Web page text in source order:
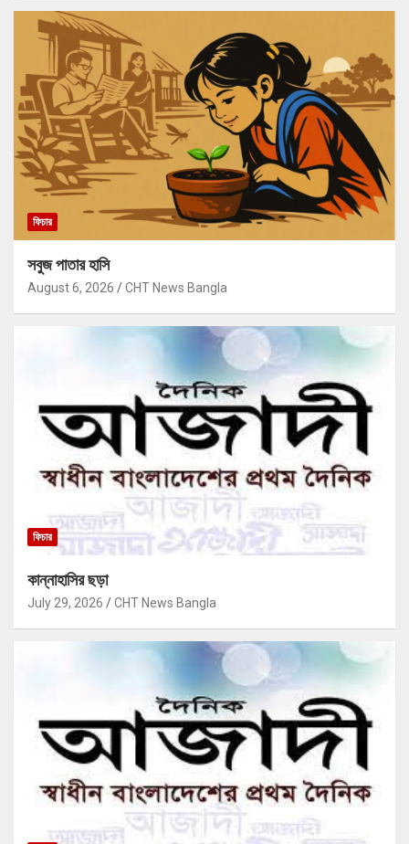
ফিচার
সবুজ পাতার হাসি
August 6, 2026 CHT News Bangla
ফিচার
কান্নাহাসির ছড়া
July 29, 2026 CHT News Bangla